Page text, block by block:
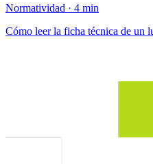
Normatividad · 4 min
Cómo leer la ficha técnica de un